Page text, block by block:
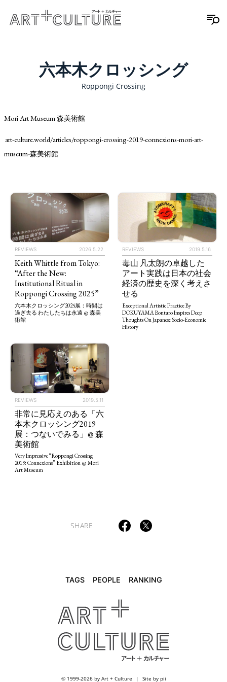
TAGS PEOPLE
ART WORLD CULTURAL ESSAYS
POLITICS REVIEWS
六本木クロッシング
Roppongi Crossing
Mori Art Museum 森美術館
art-culture.world/articles/roppongi-crossing-2019-connexions-mori-art-
museum-森美術館
REVIEWS 2026.5.22
Keith Whittle from Tokyo:
“After the New:
Institutional Ritual in
Roppongi Crossing 2025”
六本木クロッシング2025展：時間は
過ぎ去る わたしたちは永遠 @ 森美
術館
REVIEWS 2019.5.16
毒山 凡太朗の卓越した
アート実践は日本の社会
経済の歴史を深く考えさ
せる
Exceptional Artistic Practice By
DOKUYAMA Bontaro Inspires Deep
Thoughts On Japanese Socio-Economic
History
REVIEWS 2019.5.11
非常に見応えのある「六
本木クロッシング2019
展：つないでみる」@ 森
美術館
Very Impressive “Roppongi Crossing
2019: Connexions” Exhibition @ Mori
Art Museum
SHARE
TAGS PEOPLE RANKING
© 1999-2026 by Art + Culture Site by pii